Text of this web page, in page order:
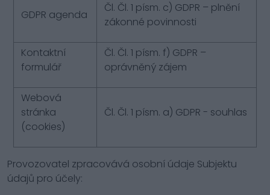
GDPR agenda
Čl. Čl. 1 písm. c) GDPR – plnění
zákonné povinnosti
Kontaktní
formulář
Čl. Čl. 1 písm. f) GDPR –
oprávněný zájem
Webová
stránka
(cookies)
Čl. Čl. 1 písm. a) GDPR - souhlas
Provozovatel zpracovává osobní údaje Subjektu
údajů pro účely: